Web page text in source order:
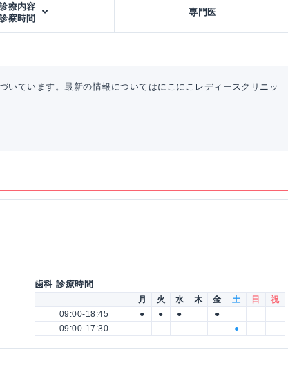
療内容
察時間
専門医
いています。最新の情報についてはにこにこレディースクリニッ
歯科 診療時間
月 火 水 木 金 土 日
祝
09:00-18:45
● ● ●
●
09:00-17:30
●